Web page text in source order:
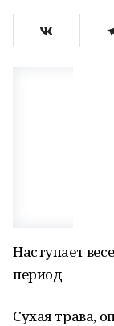
Наступает
период
Сухая трава,